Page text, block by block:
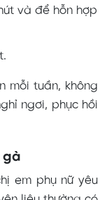
và để hỗn hợp
mỗi tuần, không
ngơi, phục hồi
gà
em phụ nữ yêu